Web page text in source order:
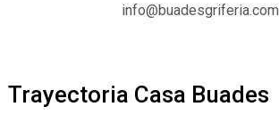
info@buadesgriferia.com
Trayectoria Casa Buades